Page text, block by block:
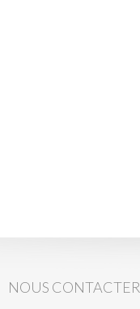
NOUS CONTACTER